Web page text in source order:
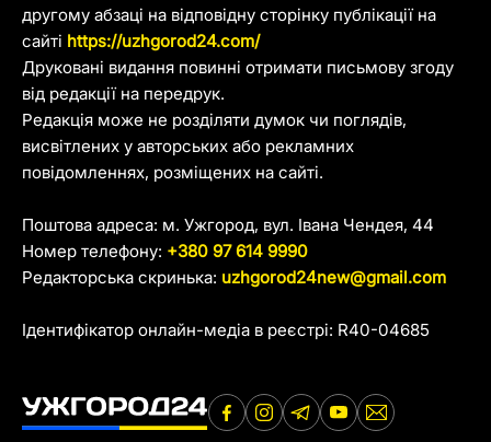
другому абзаці на відповідну сторінку публікації на
сайті https://uzhgorod24.com/
Друковані видання повинні отримати письмову згоду
від редакції на передрук.
Редакція може не розділяти думок чи поглядів,
висвітлених у авторських або рекламних
повідомленнях, розміщених на сайті.
Поштова адреса: м. Ужгород, вул. Івана Чендея, 44
Номер телефону: +380 97 614 9990
Редакторська скринька: uzhgorod24new@gmail.com
Ідентифікатор онлайн-медіа в реєстрі: R40-04685